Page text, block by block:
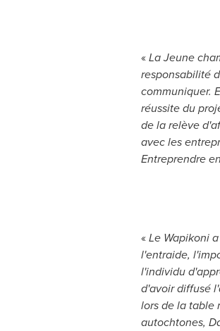
«La Jeune
responsabilité
communiquer.
réussite du
de la relève
avec les
Entreprendre
«Le Wapikoni
l'entraide,
l'individu
d'avoir diffusé
lors de la table
autochtones,